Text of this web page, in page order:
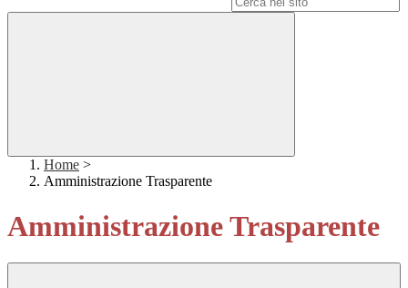
Home >
Amministrazione Trasparente
Amministrazione Trasparente